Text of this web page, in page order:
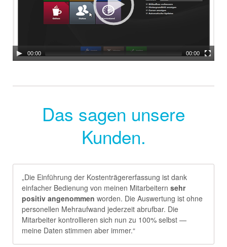
00:00 00:00
Das sagen unsere
Kunden.
„Die Einführung der Kostenträgererfassung ist dank
einfacher Bedienung von meinen Mitarbeiternsehr
positiv angenommen worden. Die Auswertung ist ohne
personellen Mehraufwand jederzeit abrufbar. Die
Mitarbeiter kontrollieren sich nun zu 100% selbst —
meine Daten stimmen aber immer.“